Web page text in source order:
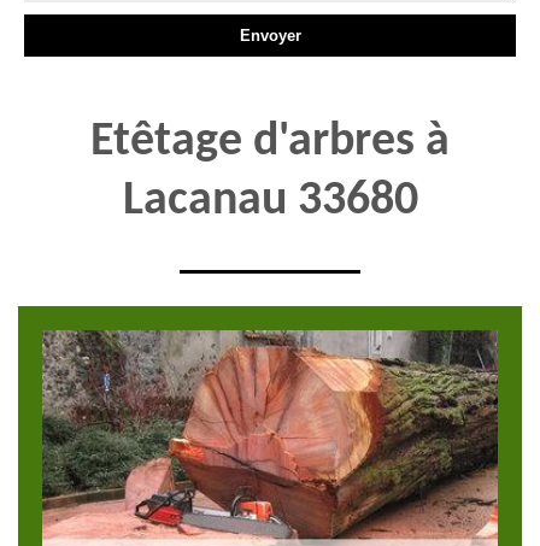
Etêtage d'arbres à
Lacanau 33680